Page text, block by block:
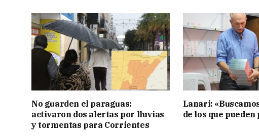
No guarden el paraguas:
activaron dos alertas por lluvias
y tormentas para Corrientes
Lanari:
de los que pueden